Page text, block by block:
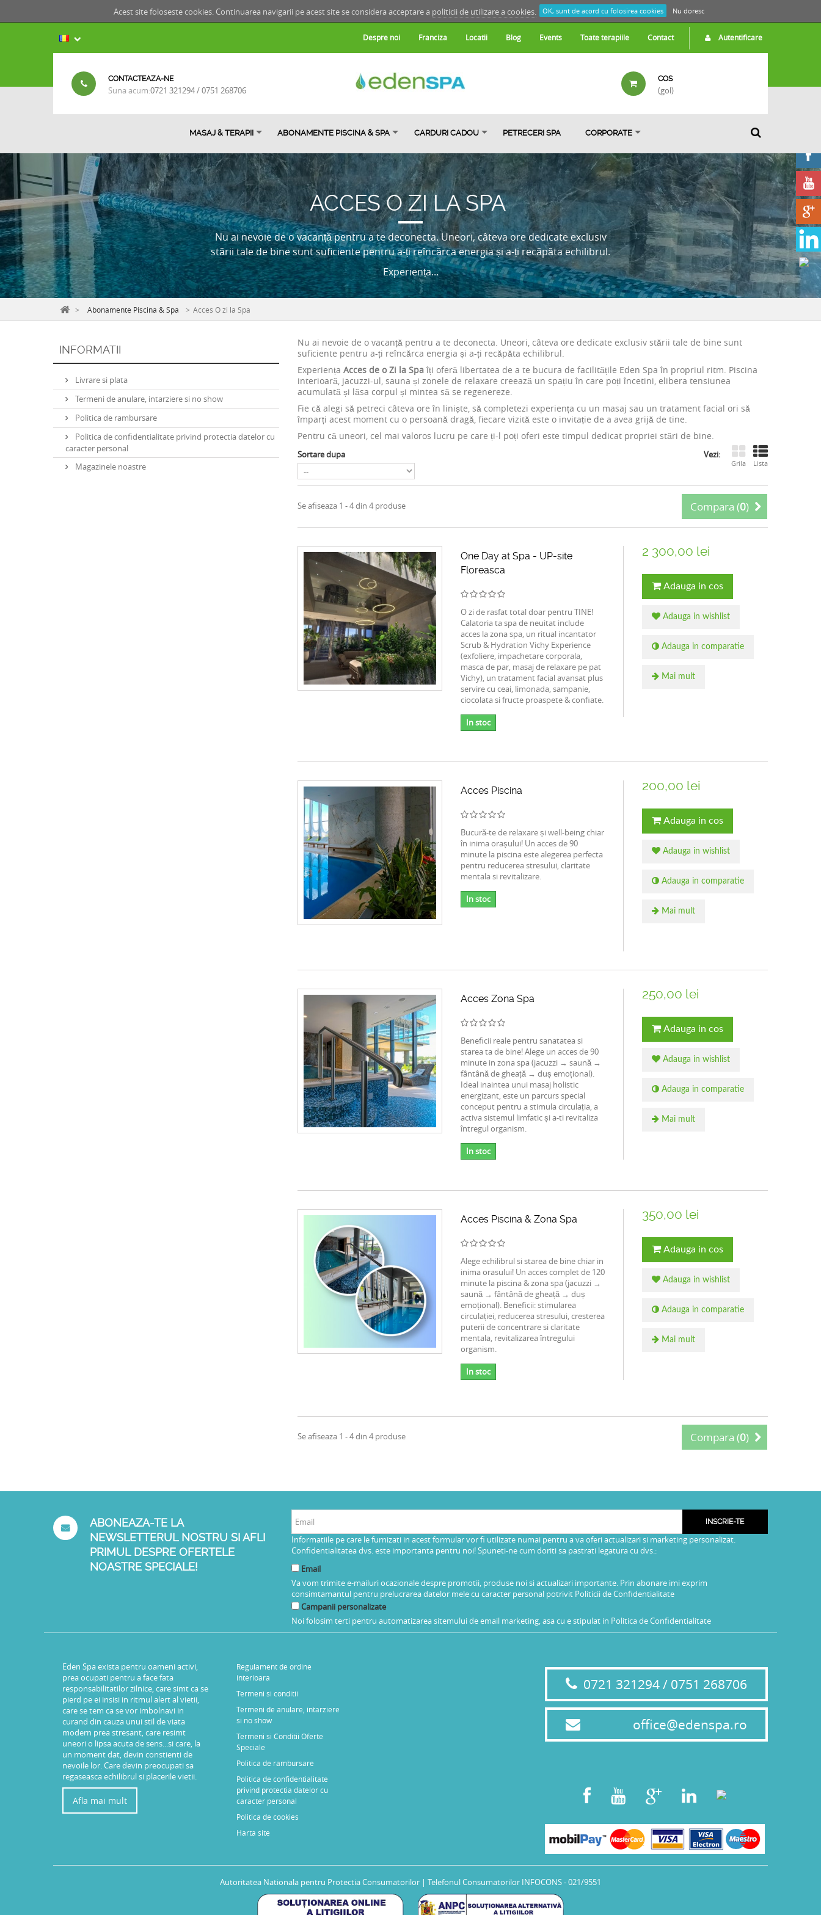
Acest site foloseste cookies. Continuarea navigarii pe acest site se considera acceptare a politicii de utilizare a cookies. OK, sunt de acord cu folosirea cookies Nu doresc
Autentificare
Despre noi Franciza Locatii Blog Events Toate terapiile Contact
CONTACTEAZA-NE
Suna acum:0721 321294 / 0751 268706
COS
(gol)
MASAJ & TERAPII ABONAMENTE PISCINA & SPA CARDURI CADOU PETRECERI SPA CORPORATE
ACCES O ZI LA SPA
Nu ai nevoie de o vacanță pentru a te deconecta. Uneori, câteva ore dedicate exclusiv
stării tale de bine sunt suficiente pentru a-ți reîncărca energia și a-ți recăpăta echilibrul.
Experiența...
> Abonamente Piscina & Spa > Acces O zi la Spa
INFORMATII
Livrare si plata
Termeni de anulare, intarziere si no show
Politica de rambursare
Politica de confidentialitate privind protectia datelor cu
caracter personal
Magazinele noastre
Nu ai nevoie de o vacanță pentru a te deconecta. Uneori, câteva ore dedicate exclusiv stării tale de bine sunt
suficiente pentru a-ți reîncărca energia și a-ți recăpăta echilibrul.
Experiența Acces de o Zi la Spaîți oferă libertatea de a te bucura de facilitățile Eden Spa în propriul ritm. Piscina
interioară, jacuzzi-ul, sauna și zonele de relaxare creează un spațiu în care poți încetini, elibera tensiunea
acumulată și lăsa corpul și mintea să se regenereze.
Fie că alegi să petreci câteva ore în liniște, să completezi experiența cu un masaj sau un tratament facial ori să
împarți acest moment cu o persoană dragă, fiecare vizită este o invitație de a avea grijă de tine.
Pentru că uneori, cel mai valoros lucru pe care ți-l poți oferi este timpul dedicat propriei stări de bine.
Vezi:
Grila Lista
Sortare dupa
Compara (0)
Se afiseaza 1 - 4 din 4 produse
One Day at Spa - UP-site
Floreasca
O zi de rasfat total doar pentru TINE!
Calatoria ta spa de neuitat include
acces la zona spa, un ritual incantator
Scrub & Hydration Vichy Experience
(exfoliere, impachetare corporala,
masca de par, masaj de relaxare pe pat
Vichy), un tratament facial avansat plus
servire cu ceai, limonada, sampanie,
ciocolata si fructe proaspete & confiate.
In stoc
2 300,00 lei
Adauga in cos
Adauga in wishlist
Adauga in comparatie
Mai mult
Acces Piscina
Bucură-te de relaxare și well-being chiar
în inima orașului! Un acces de 90
minute la piscina este alegerea perfecta
pentru reducerea stresului, claritate
mentala si revitalizare.
In stoc
200,00 lei
Adauga in cos
Adauga in wishlist
Adauga in comparatie
Mai mult
Acces Zona Spa
Beneficii reale pentru sanatatea si
starea ta de bine! Alege un acces de 90
minute in zona spa (jacuzzi → saună →
fântână de gheață → duș emoțional).
Ideal inaintea unui masaj holistic
energizant, este un parcurs special
conceput pentru a stimula circulația, a
activa sistemul limfatic și a-ti revitaliza
întregul organism.
In stoc
250,00 lei
Adauga in cos
Adauga in wishlist
Adauga in comparatie
Mai mult
Acces Piscina & Zona Spa
Alege echilibrul si starea de bine chiar in
inima orasului! Un acces complet de 120
minute la piscina & zona spa (jacuzzi →
saună → fântână de gheață → duș
emoțional). Beneficii: stimularea
circulației, reducerea stresului, cresterea
puterii de concentrare si claritate
mentala, revitalizarea întregului
organism.
In stoc
350,00 lei
Adauga in cos
Adauga in wishlist
Adauga in comparatie
Mai mult
Compara (0)
Se afiseaza 1 - 4 din 4 produse
ABONEAZA-TE LA
NEWSLETTERUL NOSTRU SI AFLI
PRIMUL DESPRE OFERTELE
NOASTRE SPECIALE!
INSCRIE-TE
Informatiile pe care le furnizati in acest formular vor fi utilizate numai pentru a va oferi actualizari si marketing personalizat.
Confidentialitatea dvs. este importanta pentru noi! Spuneti-ne cum doriti sa pastrati legatura cu dvs.:
Email
Va vom trimite e-mailuri ocazionale despre promotii, produse noi si actualizari importante. Prin abonare imi exprim
consimtamantul pentru prelucrarea datelor mele cu caracter personal potrivit Politicii de Confidentialitate
Campanii personalizate
Noi folosim terti pentru automatizarea sitemului de email marketing, asa cu e stipulat in Politica de Confidentialitate
Eden Spa exista pentru oameni activi,
prea ocupati pentru a face fata
responsabilitatilor zilnice, care simt ca se
pierd pe ei insisi in ritmul alert al vietii,
care se tem ca se vor imbolnavi in
curand din cauza unui stil de viata
modern prea stresant, care resimt
uneori o lipsa acuta de sens...si care, la
un moment dat, devin constienti de
nevoile lor. Care devin preocupati sa
regaseasca echilibrul si placerile vietii.
Afla mai mult
Regulament de ordine
interioara
Termeni si conditii
Termeni de anulare, intarziere
si no show
Termeni si Conditii Oferte
Speciale
Politica de rambursare
Politica de confidentialitate
privind protectia datelor cu
caracter personal
Politica de cookies
Harta site
0721 321294 / 0751 268706
office@edenspa.ro
Autoritatea Nationala pentru Protectia Consumatorilor | Telefonul Consumatorilor INFOCONS - 021/9551